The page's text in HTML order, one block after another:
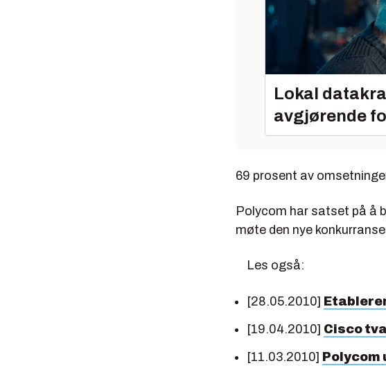
Lokal
avgjørende
69 prosent av
Polycom har satset på å
møte den nye
Les også:
[28.05.2010]
[19.04.2010] Cisco
[11.03.2010]